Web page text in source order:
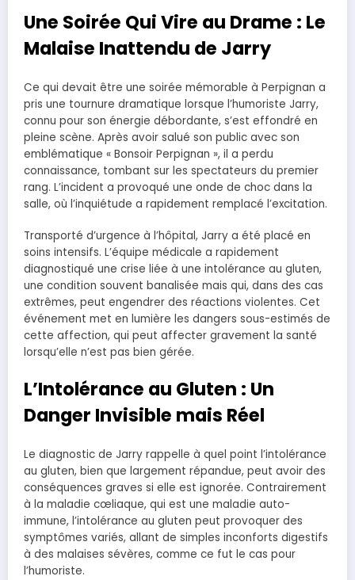
Une Soirée Qui Vire au Drame : Le
Malaise Inattendu de Jarry
Ce qui devait être une soirée mémorable à Perpignan a
pris une tournure dramatique lorsque l’humoriste Jarry,
connu pour son énergie débordante, s’est effondré en
pleine scène. Après avoir salué son public avec son
emblématique « Bonsoir Perpignan », il a perdu
connaissance, tombant sur les spectateurs du premier
rang. L’incident a provoqué une onde de choc dans la
salle, où l’inquiétude a rapidement remplacé l’excitation.
Transporté d’urgence à l’hôpital, Jarry a été placé en
soins intensifs. L’équipe médicale a rapidement
diagnostiqué une crise liée à une intolérance au gluten,
une condition souvent banalisée mais qui, dans des cas
extrêmes, peut engendrer des réactions violentes. Cet
événement met en lumière les dangers sous-estimés de
cette affection, qui peut affecter gravement la santé
lorsqu’elle n’est pas bien gérée.
L’Intolérance au Gluten : Un
Danger Invisible mais Réel
Le diagnostic de Jarry rappelle à quel point l’intolérance
au gluten, bien que largement répandue, peut avoir des
conséquences graves si elle est ignorée. Contrairement
à la maladie cœliaque, qui est une maladie auto-
immune, l’intolérance au gluten peut provoquer des
symptômes variés, allant de simples inconforts digestifs
à des malaises sévères, comme ce fut le cas pour
l’humoriste.